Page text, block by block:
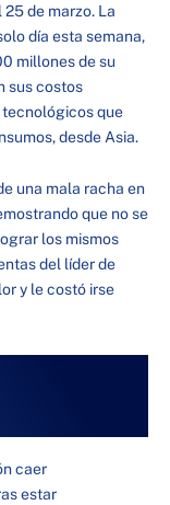
de marzo. La
día esta semana,
millones de su
sus costos
que
desde Asia.
una mala racha en
que no se
los mismos
del líder de
y le costó irse
caer
estar